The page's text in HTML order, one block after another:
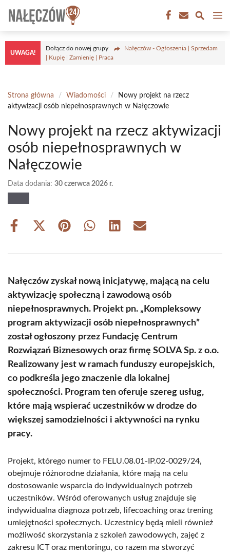
treści
UWAGA!
Dołącz do nowej grupy
Nałęczów - Ogłoszenia | Sprzedam
| Kupię | Zamienię | Praca
Strona główna / Wiadomości /
Nowy projekt na rzecz
aktywizacji osób niepełnosprawnych w Nałęczowie
Nowy projekt na rzecz aktywizacji
osób niepełnosprawnych w
Nałęczowie
Data dodania: 30 czerwca 2026 r.
Share
Share
(Twitter)
Share Share Share Share
Nałęczów zyskał nową inicjatywę, mającą na celu
aktywizację społeczną i zawodową osób
niepełnosprawnych. Projekt pn. „Kompleksowy
program aktywizacji osób niepełnosprawnych”
został ogłoszony przez Fundację Centrum
Rozwiązań Biznesowych oraz firmę SOLVA Sp. z o.o.
Realizowany jest w ramach funduszy europejskich,
co podkreśla jego znaczenie dla lokalnej
społeczności. Program ten oferuje szereg usług,
które mają wspierać uczestników w drodze do
większej samodzielności i aktywności na rynku
pracy.
Projekt, którego numer to FELU.08.01-IP.02-0029/24,
obejmuje różnorodne działania, które mają na celu
dostosowanie wsparcia do indywidualnych potrzeb
uczestników. Wśród oferowanych usług znajduje się
indywidualna diagnoza potrzeb, lifecoaching oraz trening
umiejętności społecznych. Uczestnicy będą mieli również
możliwość skorzystania z szkoleń zawodowych, zajęć z
zakresu ICT oraz mentoringu, co razem ma stworzyć